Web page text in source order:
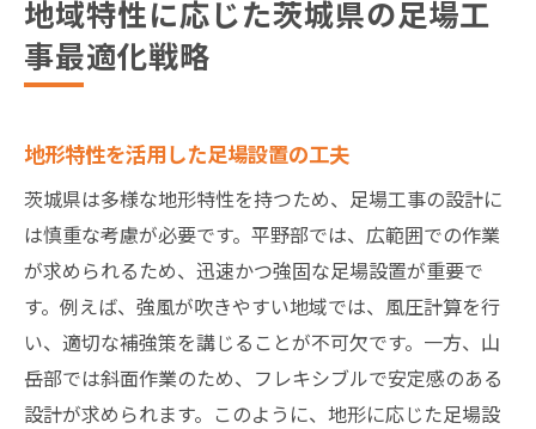
地域特性に応じた茨城県の足場工
事最適化戦略
地形特性を活用した足場設置の工夫
茨城県は多様な地形特性を持つため、足場工事の設計に
は慎重な考慮が必要です。平野部では、広範囲での作業
が求められるため、迅速かつ強固な足場設置が重要で
す。例えば、強風が吹きやすい地域では、風圧計算を行
い、適切な補強策を講じることが不可欠です。一方、山
岳部では斜面作業のため、フレキシブルで安定感のある
設計が求められます。このように、地形に応じた足場設